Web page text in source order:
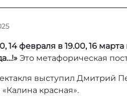
т
о
:
r
14 февраля в 19.00, 16
Это метафорическая
выступил Дмитрий
красная».